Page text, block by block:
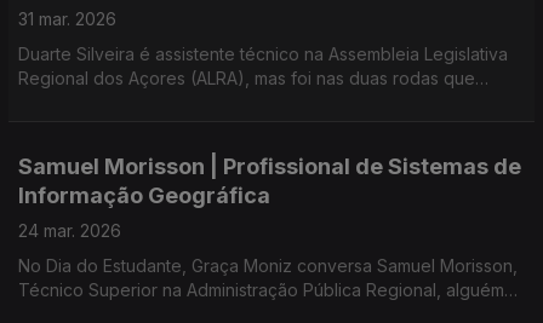
31 mar. 2026
Duarte Silveira é assistente técnico na Assembleia Legislativa
Regional dos Açores (ALRA), mas foi nas duas rodas que
Samuel Morisson | Profissional de Sistemas de
Informação Geográfica
24 mar. 2026
No Dia do Estudante, Graça Moniz conversa Samuel Morisson,
Técnico Superior na Administração Pública Regional, alguém